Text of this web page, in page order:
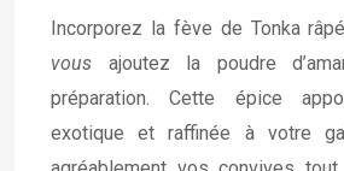
Incorporez la fève de Tonka
vous ajoutez la poudre
préparation. Cette épice
exotique et raffinée à votre